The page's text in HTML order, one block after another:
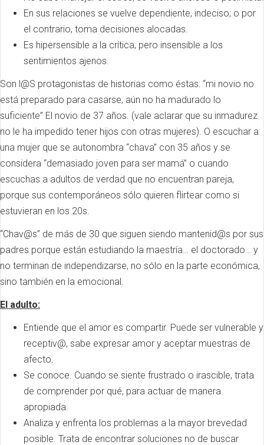
En sus relaciones se vuelve dependiente, indeciso; o por
el contrario, toma decisiones alocadas.
Es hipersensible a la crítica, pero insensible a los
sentimientos ajenos.
Son l@S protagonistas de historias como éstas: “mi novio no
está preparado para casarse, aún no ha madurado lo
suficiente” El novio de 37 años. (vale aclarar que su inmadurez
no le ha impedido tener hijos con otras mujeres). O escuchar a
una mujer que se autonombra “chava” con 35 años y se
considera “demasiado joven para ser mamá” o cuando
escuchas a adultos de verdad que no encuentran pareja,
porque sus contemporáneos sólo quieren flirtear como si
estuvieran en los 20s.
“Chav@s” de más de 30 que siguen siendo mantenid@s por sus
padres porque están estudiando la maestría… el doctorado… y
no terminan de independizarse, no sólo en la parte económica,
sino también en la emocional.
El adulto:
Entiende que el amor es compartir. Puede ser vulnerable y
receptiv@, sabe expresar amor y aceptar muestras de
afecto.
Se conoce. Cuando se siente frustrado o irascible, trata
de comprender por qué, para actuar de manera
apropiada.
Analiza y enfrenta los problemas a la mayor brevedad
posible. Trata de encontrar soluciones no de buscar